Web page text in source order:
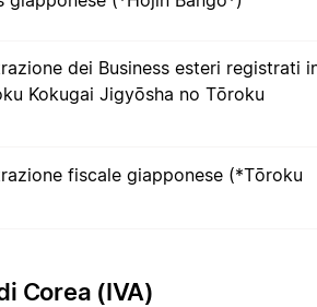
dei Business esteri registrati
Kokugai Jigyōsha no Tōroku
fiscale giapponese (*Tōroku
Corea (IVA)